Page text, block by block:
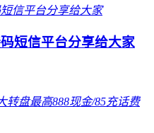
短信平台分享给大家